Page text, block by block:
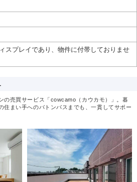
スプレイであり、物件に付帯しておりませ
の売買サービス「cowcamo（カウカモ）」。暮
住まい手へのバトンパスまでも、一貫してサポー